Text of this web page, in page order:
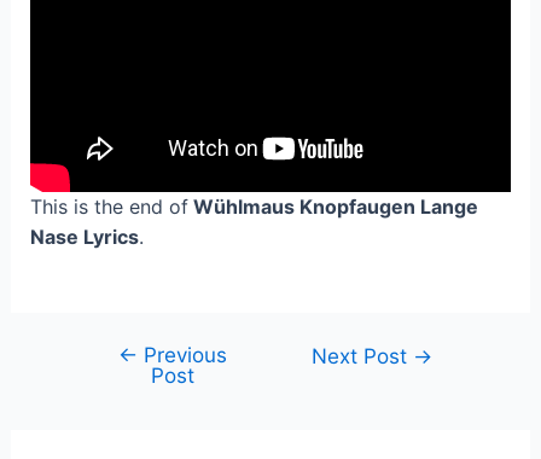
This is the end ofWühlmaus Knopfaugen Lange
Nase Lyrics.
navigation
← Previous
Post
Next Post →